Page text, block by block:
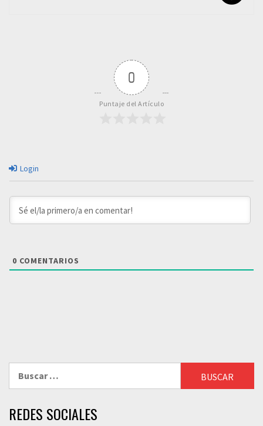
0
Puntaje del Artículo
Login
0 COMENTARIOS
REDES SOCIALES